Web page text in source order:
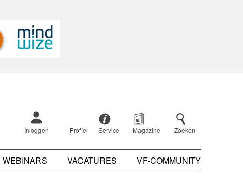
Inloggen Profiel Service Magazine Zoeken
VACATURES VF-COMMUNITY